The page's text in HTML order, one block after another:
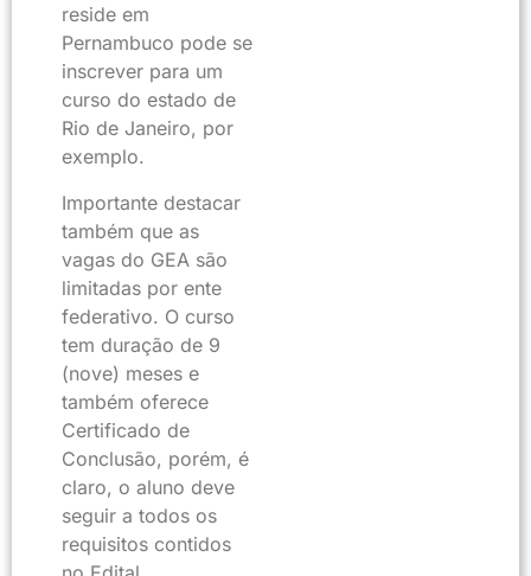
reside em
Pernambuco pode se
inscrever para um
curso do estado de
Rio de Janeiro, por
exemplo.
Importante destacar
também que as
vagas do GEA são
limitadas por ente
federativo. O curso
tem duração de 9
(nove) meses e
também oferece
Certificado de
Conclusão, porém, é
claro, o aluno deve
seguir a todos os
requisitos contidos